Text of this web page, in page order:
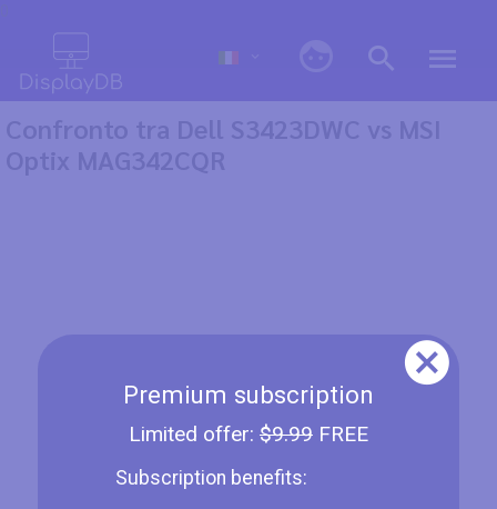
Premium subscription
Limited offer: $9.99FREE
Subscription benefits:
Confronto tra Dell S3423DWC vs MSI
Optix MAG342CQR